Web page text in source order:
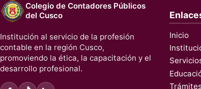
Colegio de Contadores Públicos
del Cusco
Institución al servicio de la profesión
contable en la región Cusco,
promoviendo la ética, la capacitación y el
desarrollo profesional.
Inicio